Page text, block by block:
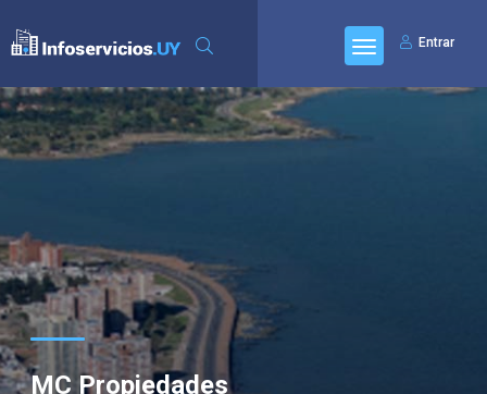
Entrar
MC Propiedades